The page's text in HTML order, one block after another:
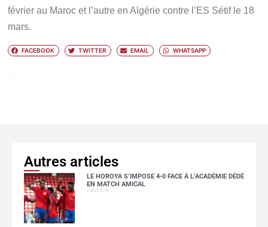
février au Maroc et l’autre en Algérie contre l’ES Sétif le 18
mars.
FACEBOOK TWITTER EMAIL WHATSAPP
Autres articles
LE HOROYA S’IMPOSE 4-0 FACE À L’ACADÉMIE DÉDÉ
EN MATCH AMICAL
2 août 2026